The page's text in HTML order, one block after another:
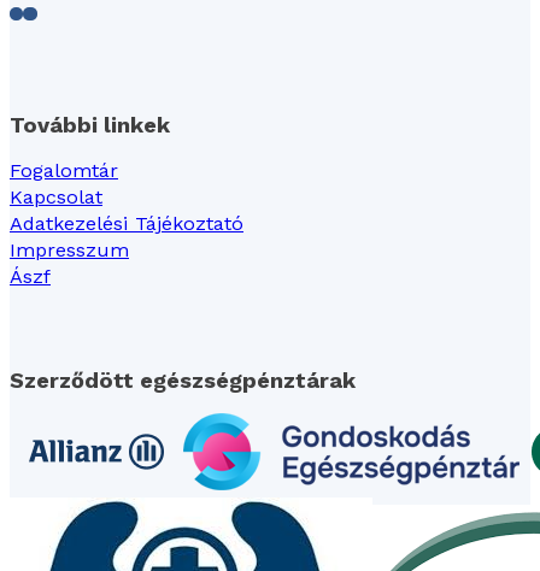
Follow us on Facebook
Follow us on LinkedIn
További linkek
Fogalomtár
Kapcsolat
Adatkezelési Tájékoztató
Impresszum
Ászf
Szerződött egészségpénztárak